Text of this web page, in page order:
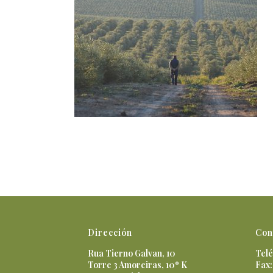
Dirección
Rua Tierno Galvan, 10
Torre 3 Amoreiras, 10º K
Fax: